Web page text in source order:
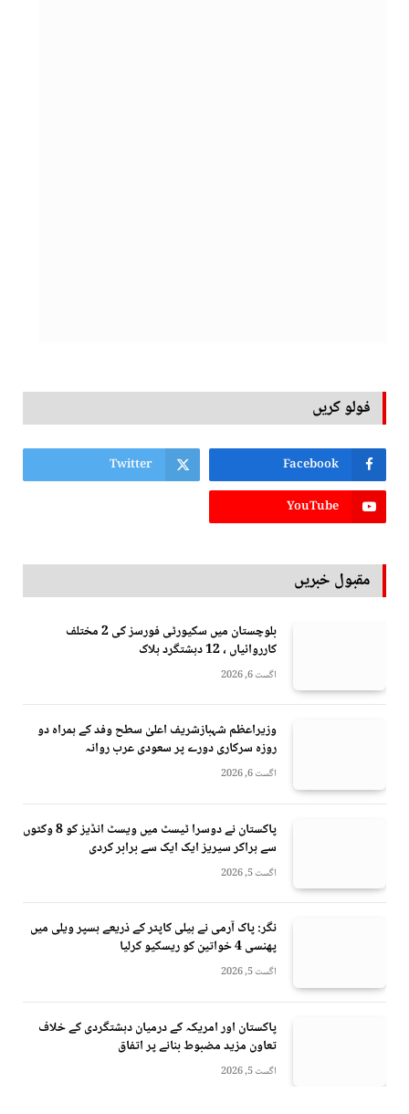
فولو کریں
Facebook
Twitter
YouTube
مقبول خبریں
بلوچستان میں سکیورٹی فورسز کی 2 مختلف
کارروائیاں ، 12 دہشتگرد ہلاک
اگست 6, 2026
وزیراعظم شہبازشریف اعلیٰ سطح وفد کے ہمراہ دو
روزه سرکاری دورے پر سعودی عرب روانہ
اگست 6, 2026
پاکستان نے دوسرا ٹیسٹ میں ویسٹ انڈیز کو 8 وکٹوں
سے ہراکر سیریز ایک ایک سے برابر کردی
اگست 5, 2026
نگر: پاک آرمی نے ہیلی کاپٹر کے ذریعے ہسپر ویلی میں
پھنسی 4 خواتین کو ریسکیو کرلیا
اگست 5, 2026
پاکستان اور امریکہ کے درمیان دہشتگردی کے خلاف
تعاون مزید مضبوط بنانے پر اتفاق
اگست 5, 2026